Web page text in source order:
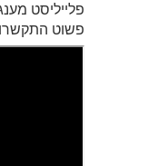
פשוט התקשרו ישירות לטלפון 050-